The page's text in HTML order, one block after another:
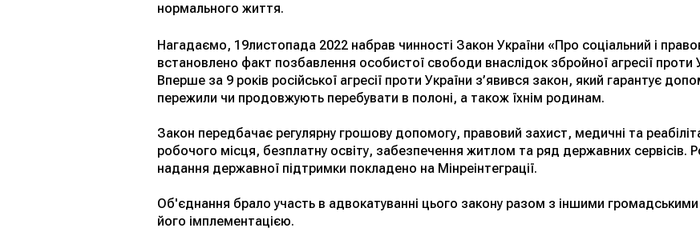
нормального життя.
Нагадаємо, 19листопада 2022 набрав чинності Закон України «Про соціальний і
встановлено факт позбавлення особистої свободи внаслідок збройної агресії проти
Вперше за 9 років російської агресії проти України з’явився закон, який гарантує
пережили чи продовжують перебувати в полоні, а також їхнім родинам.
Закон передбачає регулярну грошову допомогу, правовий захист, медичні та
робочого місця, безплатну освіту, забезпечення житлом та ряд державних сервісів.
надання державної підтримки покладено на Мінреінтеграції.
Об'єднання брало участь в адвокатуванні цього закону разом з іншими громадськими
його імплементацією.